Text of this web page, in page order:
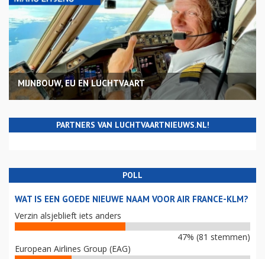
MIJNBOUW, EU EN LUCHTVAART
PARTNERS VAN LUCHTVAARTNIEUWS.NL!
POLL
WAT IS EEN GOEDE NIEUWE NAAM VOOR AIR FRANCE-KLM?
Verzin alsjeblieft iets anders
47% (81 stemmen)
European Airlines Group (EAG)